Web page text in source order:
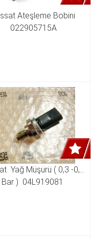
Ateşleme Bobini
022905715A
Yağ Müşürü ( 0,3 -0,6
Bar )  04L919081